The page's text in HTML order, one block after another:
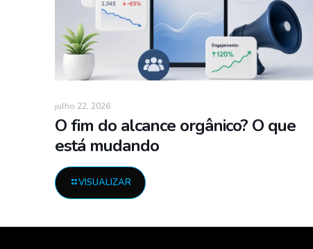
julho 22, 2026
O fim do alcance orgânico? O que
está mudando
VISUALIZAR